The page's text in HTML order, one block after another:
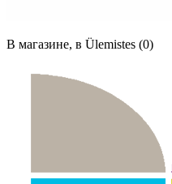
В магазине, в Ülemistes (0)